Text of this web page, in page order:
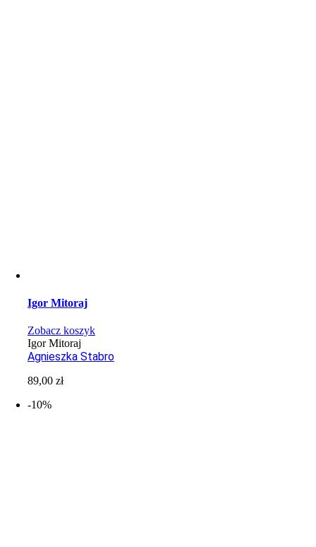
Igor Mitoraj
Zobacz koszyk
Igor Mitoraj
Agnieszka Stabro
89,00zł
-10%